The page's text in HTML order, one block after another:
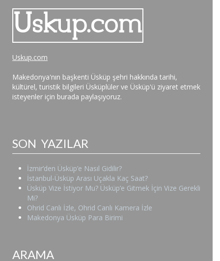
Uskup.com
Makedonya'nın başkenti Üsküp şehri hakkında tarihi,
kültürel, turistik bilgileri Üsküplüler ve Üsküp'ü ziyaret etmek
isteyenler için burada paylaşıyoruz.
SON YAZILAR
İzmir’den Üsküp’e Nasıl Gidilir?
İstanbul-Üsküp Arası Uçakla Kaç Saat?
Üsküp Vize İstiyor Mu? Üsküp’e Gitmek İçin Vize Gerekli
Mi?
Ohrid Canlı İzle, Ohrid Canlı Kamera İzle
Makedonya Üsküp Para Birimi
ARAMA